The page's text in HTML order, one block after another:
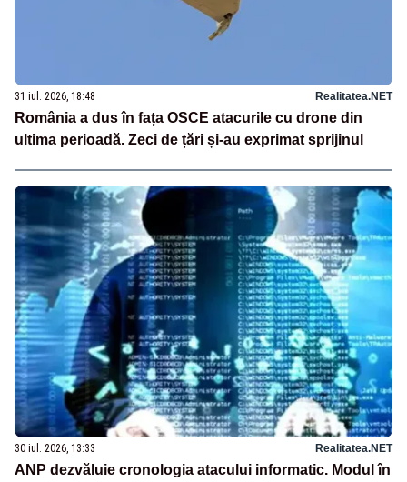
31 iul. 2026, 18:48 Realitatea.NET
România a dus în fața OSCE atacurile cu drone din
ultima perioadă. Zeci de țări și-au exprimat sprijinul
30 iul. 2026, 13:33 Realitatea.NET
ANP dezvăluie cronologia atacului informatic. Modul în